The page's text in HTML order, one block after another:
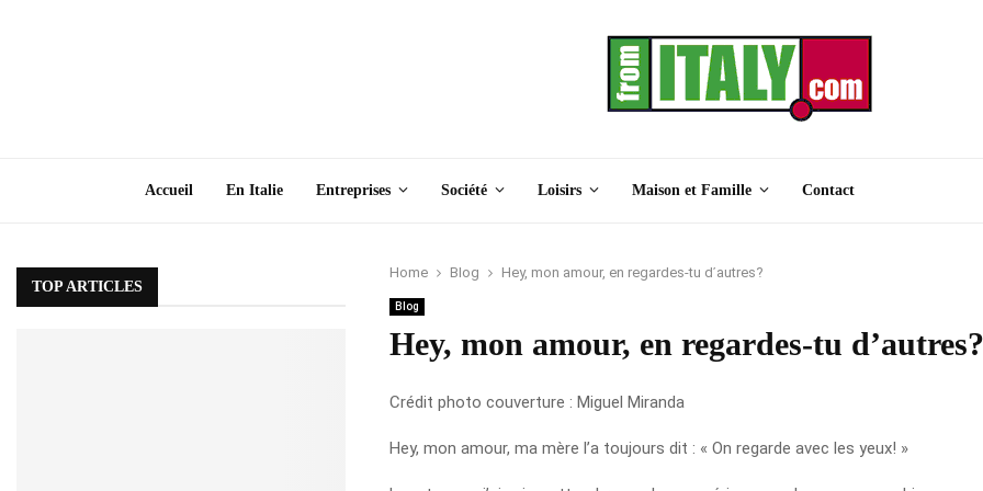
Accueil En Italie Entreprises Société Loisirs Maison et Famille Contact
Home Blog Hey, mon amour, en regardes-tu d’autres?
Blog
Hey, mon amour, en regardes-tu d’autres?
Crédit photo couverture : Miguel Miranda
Hey, mon amour, ma mère l’a toujours dit : « On regarde avec les yeux! »
TOP ARTICLES